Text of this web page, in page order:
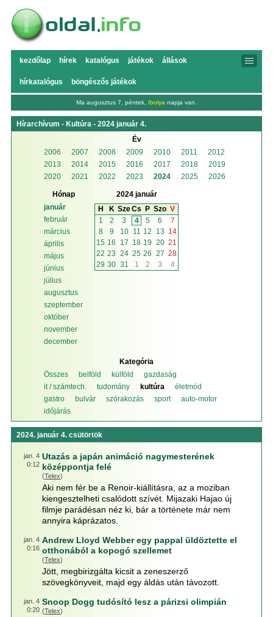
kezdőlap hírek katalógus játékok állások
hírkatalógus böngészős játékok
Ma augusztus 7, péntek, Ibolya napja van.
Hírarchívum - Kultúra - 2024 január 4.
Év
2006
2007 2008 2009 2010 2011
2012
2013
2014 2015 2016 2017 2018
2019
2020
2021 2022 2023 2024 2025 2026
Hónap
január
február
március
április
május
június
július
augusztus
szeptember
október
november
december
2024 január
H
K SzeCs P Szo V
1
2 3 4 5 6
7
8
9 10 11 12 13 14
15 16 17 18 19 20 21
22 23 24 25 26 27 28
29 30 31 1 2 3 4
Kategória
Összes
belföld külföld
gazdaság
it / számtech.
tudomány kultúra
életmód
gastro
bulvár szórakozás sport
auto-motor
időjárás
2024. január 4. csütörtök
jan. 4
0:12
Utazás a japán animáció nagymesterének
középpontja felé
(Telex)
Aki nem fér be a Renoir-kiállításra, az a moziban
kiengesztelheti csalódott szívét. Mijazaki Hajao új
filmje parádésan néz ki, bár a története már nem
annyira káprázatos.
jan. 4
0:16
Andrew Lloyd Webber egy pappal üldöztette el
otthonából a kopogó szellemet
(Telex)
Jött, megbirizgálta kicsit a zeneszerző
szövegkönyveit, majd egy áldás után távozott.
jan. 4
0:20
Snoop Dogg tudósító lesz a párizsi olimpián
(Telex)